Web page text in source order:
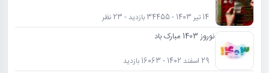
14 تیر 1403 - 34455 بازدید - 23 نظر
نوروز 1403 مبارک باد
29 اسفند 1402 - 16063 بازدید